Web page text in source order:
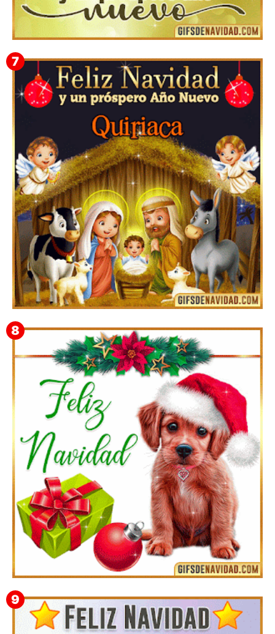
Te deseo una Feliz Navidad Bartolomea
Feliz Navidad y próspero Año Nuevo Quiriaca